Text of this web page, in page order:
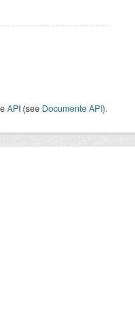
API (see Documente API).